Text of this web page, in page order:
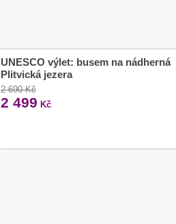
UNESCO výlet: busem na nádherná
Plitvická jezera
2 690 Kč
2 499 Kč